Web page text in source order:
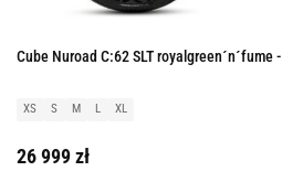
Cube Nuroad C:62 SLT royalgreen´n´fume -
XS S M L XL
26 999 zł